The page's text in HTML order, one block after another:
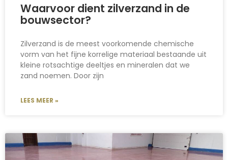
Waarvoor dient zilverzand in de
bouwsector?
Zilverzand is de meest voorkomende chemische
vorm van het fijne korrelige materiaal bestaande uit
kleine rotsachtige deeltjes en mineralen dat we
zand noemen. Door zijn
LEES MEER »